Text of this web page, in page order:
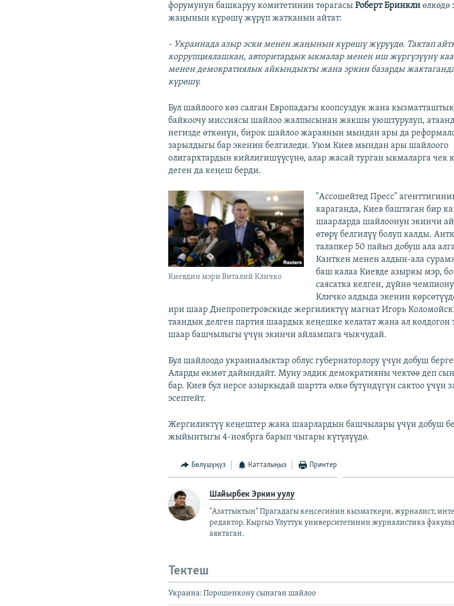
форумунун башкаруу комитетинин төрагасыРоберт Бринкли өлкөдө
жаңынын күрөшү жүрүп жатканын айтат:
- Украинада азыр эски менен жаңынын күрөшү жүрүүдө. Тактап
коррупциялашкан, авторитардык ыкмалар менен иш жүргүзүүнү
менен демократиялык айкындыкты жана эркин базарды
күрөшү.
Бул шайлоого көз салган Европадагы коопсуздук жана
байкоочу миссиясы шайлоо жалпысынан жакшы уюштурулуп,
негизде өткөнүн, бирок шайлоо жараянын мындан ары да
зарылдыгы бар экенин белгиледи. Уюм Киев мындан ары шайлоого
олигархтардын кийлигишүүсүнө, алар жасай турган ыкмаларга чек
деген да кеңеш берди.
Киевдин мэри Виталий Кличко
"Ассошейтед Пресс"
караганда, Киев баштаган бир
шаарларда шайлоонун экинчи
өтөрү белгилүү болуп калды.
талапкер 50 пайыз добуш ала
Канткен менен алдын-ала
баш калаа Киевде азыркы мэр,
саясатка келген, дүйнө
Кличко алдыда экенин
ири шаар Днепропетровскиде жергиликтүү магнат Игорь
таандык делген партия шаардык кеңешке келатат жана ал колдогон
шаар башчылыгы үчүн экинчи айлампага чыкчудай.
Бул шайлоодо украиналыктар облус губернаторлору үчүн добуш
Аларды өкмөт дайындайт. Муну элдик демократияны чектөө деп
бар. Киев бул нерсе азыркыдай шартта өлкө бүтүндүгүн сактоо үчүн
эсептейт.
Жергиликтүү кеңештер жана шаарлардын башчылары үчүн добуш
жыйынтыгы 4-ноябрга барып чыгары күтүлүүдө.
Бөлүшүңүз Катталыңыз Принтер
Шайырбек Эркин уулу
"Азаттыктын" Прагадагы кеңсесинин кызматкери, журналист,
редактор. Кыргыз Улуттук университетинин журналистика
аяктаган.
Тектеш
Украина: Порошенкону сынаган шайлоо